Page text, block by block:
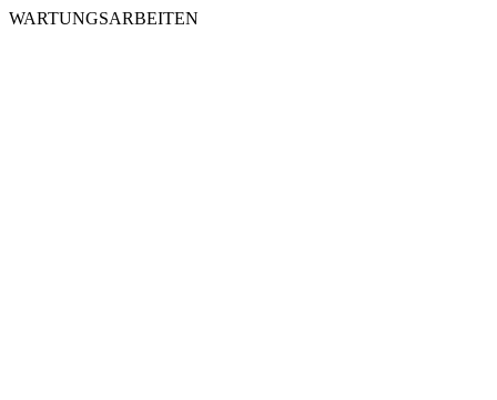
WARTUNGSARBEITEN